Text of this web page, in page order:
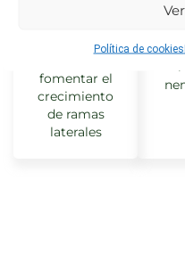
Política de cookies
Poda ligera
fomentar el
crecimiento
de ramas
laterales